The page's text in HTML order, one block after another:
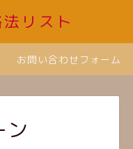
リスト
お問い合わせフォーム
ン